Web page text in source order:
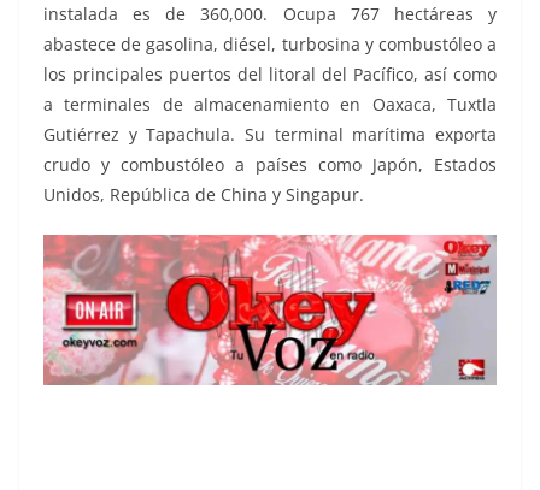
instalada es de 360,000. Ocupa 767 hectáreas y
abastece de gasolina, diésel, turbosina y combustóleo a
los principales puertos del litoral del Pacífico, así como
a terminales de almacenamiento en Oaxaca, Tuxtla
Gutiérrez y Tapachula. Su terminal marítima exporta
crudo y combustóleo a países como Japón, Estados
Unidos, República de China y Singapur.